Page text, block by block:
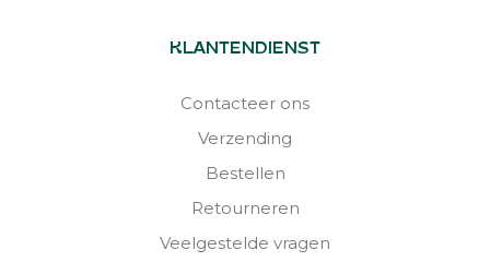
KLANTENDIENST
Contacteer ons
Verzending
Bestellen
Retourneren
Veelgestelde vragen